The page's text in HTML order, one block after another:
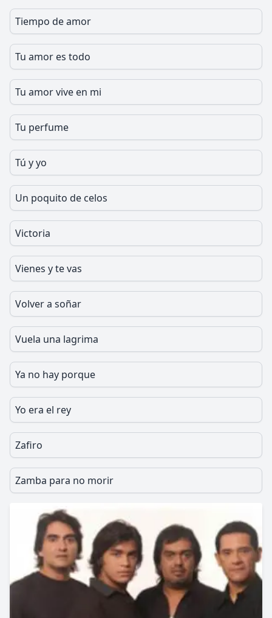
Tiempo de amor
Tu amor es todo
Tu amor vive en mi
Tu perfume
Tú y yo
Un poquito de celos
Victoria
Vienes y te vas
Volver a soñar
Vuela una lagrima
Ya no hay porque
Yo era el rey
Zafiro
Zamba para no morir